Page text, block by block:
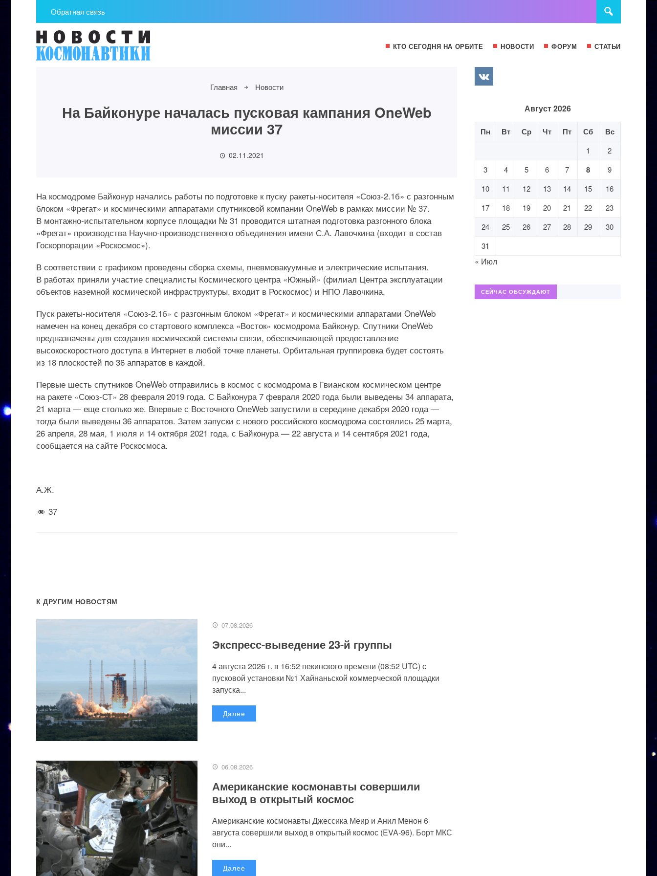
Обратная связь
КТО СЕГОДНЯ НА ОРБИТЕ НОВОСТИ ФОРУМ СТАТЬИ
Главная Новости
На Байконуре началась пусковая кампания OneWeb
миссии 37
02.11.2021
На космодроме Байконур начались работы по подготовке к пуску ракеты-носителя «Союз-2.1б» с разгонным
блоком «Фрегат» и космическими аппаратами спутниковой компании OneWeb в рамках миссии № 37.
В монтажно-испытательном корпусе площадки № 31 проводится штатная подготовка разгонного блока
«Фрегат» производства Научно-производственного объединения имени С.А. Лавочкина (входит в состав
Госкорпорации «Роскосмос»).
В соответствии с графиком проведены сборка схемы, пневмовакуумные и электрические испытания.
В работах приняли участие специалисты Космического центра «Южный» (филиал Центра эксплуатации
объектов наземной космической инфраструктуры, входит в Роскосмос) и НПО Лавочкина.
Пуск ракеты-носителя «Союз-2.1б» с разгонным блоком «Фрегат» и космическими аппаратами OneWeb
намечен на конец декабря со стартового комплекса «Восток» космодрома Байконур. Спутники OneWeb
предназначены для создания космической системы связи, обеспечивающей предоставление
высокоскоростного доступа в Интернет в любой точке планеты. Орбитальная группировка будет состоять
из 18 плоскостей по 36 аппаратов в каждой.
Первые шесть спутников OneWeb отправились в космос с космодрома в Гвианском космическом центре
на ракете «Союз-СТ» 28 февраля 2019 года. С Байконура 7 февраля 2020 года были выведены 34 аппарата,
21 марта — еще столько же. Впервые с Восточного OneWeb запустили в середине декабря 2020 года —
тогда были выведены 36 аппаратов. Затем запуски с нового российского космодрома состоялись 25 марта,
26 апреля, 28 мая, 1 июля и 14 октября 2021 года, с Байконура — 22 августа и 14 сентября 2021 года,
сообщается на сайте Роскосмоса.
А.Ж.
37
К ДРУГИМ НОВОСТЯМ
07.08.2026
Экспресс-выведение 23-й группы
4 августа 2026 г. в 16:52 пекинского времени (08:52 UTC) с
пусковой установки №1 Хайнаньской коммерческой площадки
запуска...
Далее
06.08.2026
Американские космонавты совершили
выход в открытый космос
Американские космонавты Джессика Меир и Анил Менон 6
августа совершили выход в открытый космос (EVA-96). Борт МКС
они...
Далее
Август 2026
Пн Вт Ср Чт Пт Сб Вс
1
2
3
4 5 6 7 8
9
10
11 12 13 14 15
16
17
18 19 20 21 22
23
24
25 26 27 28 29
30
31
« Июл
СЕЙЧАС ОБСУЖДАЮТ